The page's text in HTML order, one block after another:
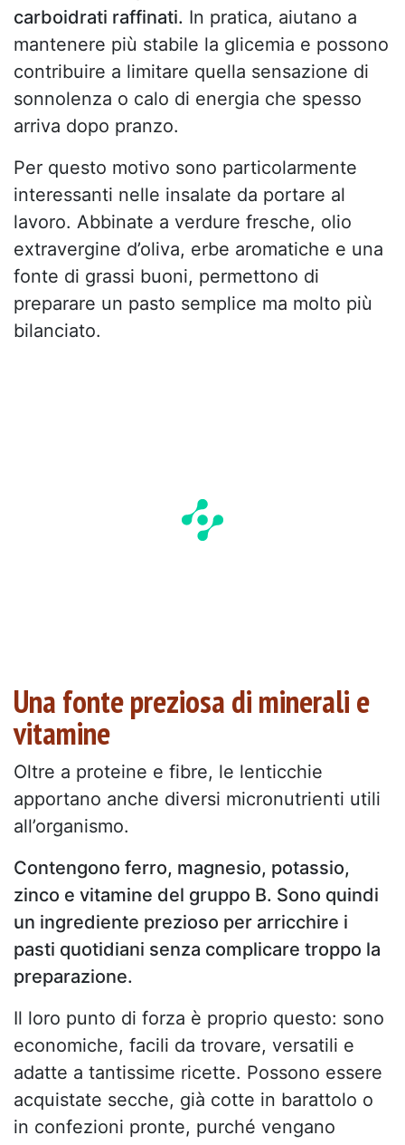
carboidrati raffinati. In pratica, aiutano a
mantenere più stabile la glicemia e possono
contribuire a limitare quella sensazione di
sonnolenza o calo di energia che spesso
arriva dopo pranzo.
Per questo motivo sono particolarmente
interessanti nelle insalate da portare al
lavoro. Abbinate a verdure fresche, olio
extravergine d’oliva, erbe aromatiche e una
fonte di grassi buoni, permettono di
preparare un pasto semplice ma molto più
bilanciato.
Una fonte preziosa di minerali e
vitamine
Oltre a proteine e fibre, le lenticchie
apportano anche diversi micronutrienti utili
all’organismo.
Contengono ferro, magnesio, potassio,
zinco e vitamine del gruppo B. Sono quindi
un ingrediente prezioso per arricchire i
pasti quotidiani senza complicare troppo la
preparazione.
Il loro punto di forza è proprio questo: sono
economiche, facili da trovare, versatili e
adatte a tantissime ricette. Possono essere
acquistate secche, già cotte in barattolo o
in confezioni pronte, purché vengano